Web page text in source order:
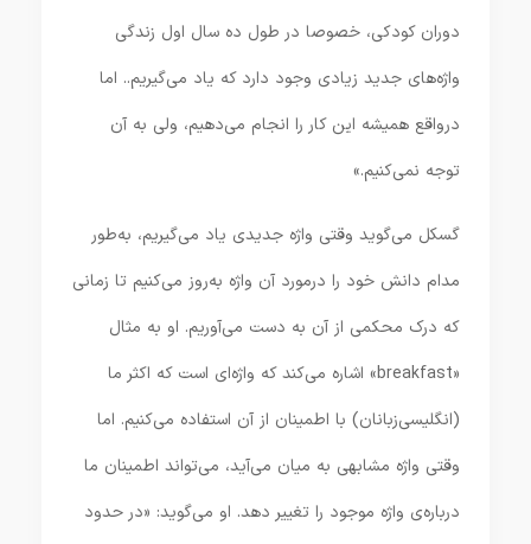
دوران کودکی، خصوصا در طول ده سال اول زندگی
واژه‌های جدید زیادی وجود دارد که یاد می‌گیریم.. اما
درواقع همیشه این کار را انجام می‌دهیم، ولی به آن
توجه نمی‌کنیم.»
گسکل می‌گوید وقتی واژه جدیدی یاد می‌گیریم، به‌طور
مدام دانش خود را درمورد آن واژه به‌روز می‌کنیم تا زمانی
که درک محکمی از آن به دست می‌آوریم. او به مثال
«breakfast» اشاره می‌کند که واژه‌ای است که اکثر ما
(انگلیسی‌زبانان) با اطمینان از آن استفاده می‌کنیم. اما
وقتی واژه مشابهی به میان می‌آید، می‌تواند اطمینان ما
درباره‌ی واژه موجود را تغییر دهد. او می‌گوید: «در حدود